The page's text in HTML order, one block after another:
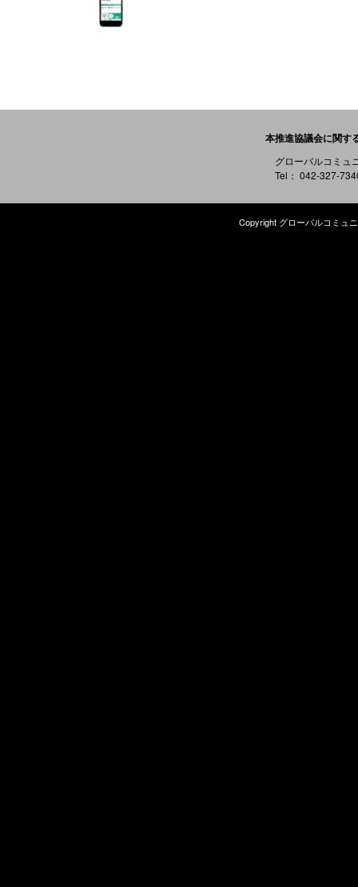
本推進協議会に関す
グローバルコミ
Tel： 042-327-
Copyright グローバルコミュ